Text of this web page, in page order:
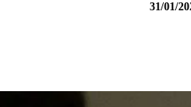
31/01/